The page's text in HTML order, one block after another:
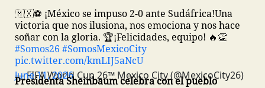
🇲🇽⚽️ ¡México se impuso 2-0 ante Sudáfrica!Una
victoria que nos ilusiona, nos emociona y nos hace
soñar con la gloria. 🏆¡Felicidades, equipo! 🔥👏
#Somos26 #SomosMexicoCity
pic.twitter.com/kmLIJ5aNcU
— FIFA World Cup 26™️ Mexico City (@MexicoCity26)
June 11, 2026
Presidenta Sheinbaum celebra con el pueblo